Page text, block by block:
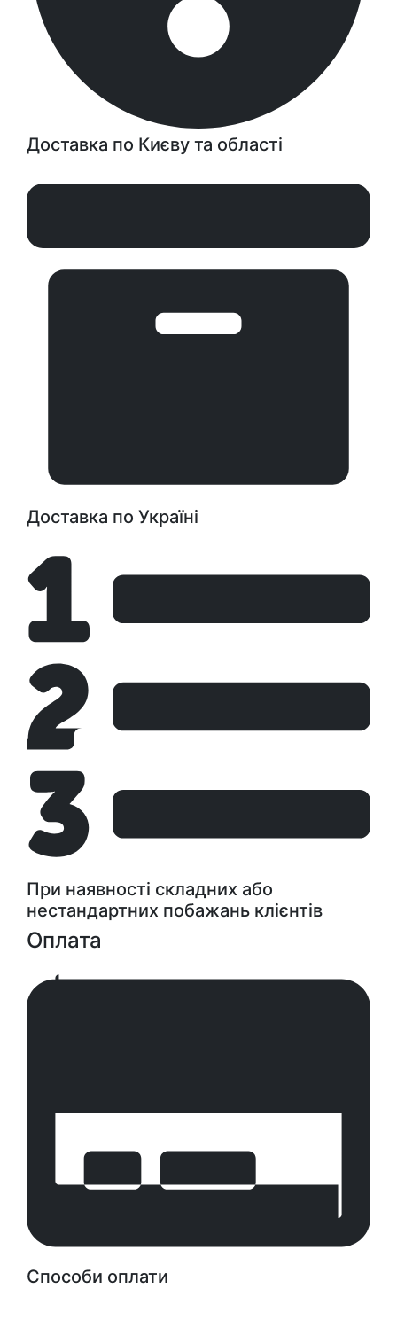
Доставка по Києву та області
Доставка по Україні
При наявності складних або
нестандартних побажань клієнтів
Оплата
Способи оплати